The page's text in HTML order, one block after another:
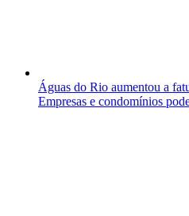
Águas do Rio aumentou a
Empresas e condomínios